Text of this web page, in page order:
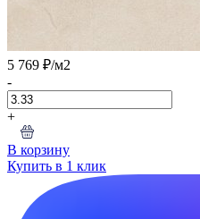
5 769 ₽/м2
-
+
В корзину
Купить в 1 клик